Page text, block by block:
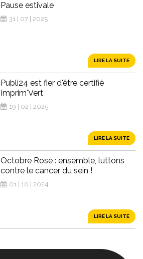
Pause estivale
31 | 07 | 2025
LIRE LA SUITE
Publi24 est fier d'être certifié
Imprim'Vert
19 | 02 | 2025
LIRE LA SUITE
Octobre Rose : ensemble, luttons
contre le cancer du sein !
01 | 10 | 2024
LIRE LA SUITE